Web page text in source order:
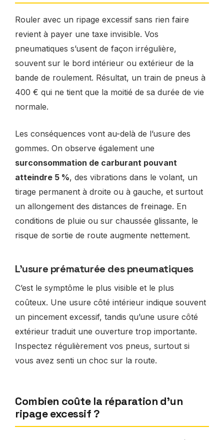
Rouler avec un ripage excessif sans rien faire
revient à payer une taxe invisible. Vos
pneumatiques s’usent de façon irrégulière,
souvent sur le bord intérieur ou extérieur de la
bande de roulement. Résultat, un train de pneus à
400 € qui ne tient que la moitié de sa durée de vie
normale.
Les conséquences vont au-delà de l’usure des
gommes. On observe également une
surconsommation de carburant pouvant
atteindre 5 %, des vibrations dans le volant, un
tirage permanent à droite ou à gauche, et surtout
un allongement des distances de freinage. En
conditions de pluie ou sur chaussée glissante, le
risque de sortie de route augmente nettement.
L’usure prématurée des pneumatiques
C’est le symptôme le plus visible et le plus
coûteux. Une usure côté intérieur indique souvent
un pincement excessif, tandis qu’une usure côté
extérieur traduit une ouverture trop importante.
Inspectez régulièrement vos pneus, surtout si
vous avez senti un choc sur la route.
Combien coûte la réparation d’un
ripage excessif ?